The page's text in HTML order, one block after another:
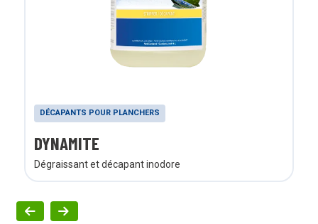
DÉCAPANTS POUR PLANCHERS
DYNAMITE
Dégraissant et décapant inodore